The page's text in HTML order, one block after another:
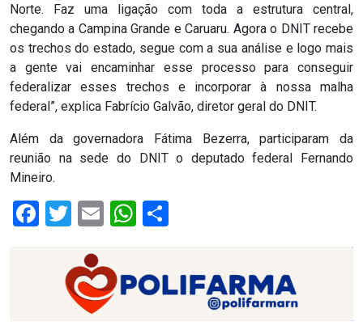
CAMPEONATO
DE
BLOCOS
CAPACITAÇÃO
CARNAUBAIS
CARNAVAL
CARNAVAL
MACAU
Norte. Faz uma ligação com toda a estrutura central,
chegando a Campina Grande e Caruaru. Agora o DNIT recebe
os trechos do estado, segue com a sua análise e logo mais
a gente vai encaminhar esse processo para conseguir
federalizar esses trechos e incorporar à nossa malha
federal”, explica Fabrício Galvão, diretor geral do DNIT.
Além da governadora Fátima Bezerra, participaram da
reunião na sede do DNIT o deputado federal Fernando
Mineiro.
Facebook
Twitter
EmailWhatsApp